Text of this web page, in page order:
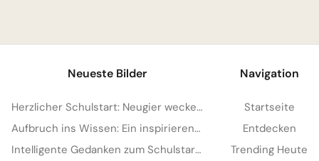
Neueste Bilder
Herzlicher Schulstart: Neugier wecken für YouTube und mehr Freude
Aufbruch ins Wissen: Ein inspirierender Schulstart Gruß für Pinterest
Intelligente Gedanken zum Schulstart – dein Motivations-Kick für Instagram
Navigation
Startseite
Entdecken
Trending Heute